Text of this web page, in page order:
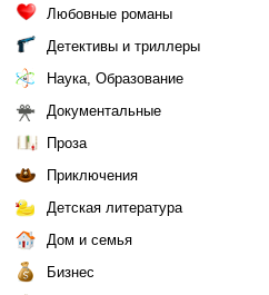
Любовные романы
Детективы и триллеры
Наука, Образование
Документальные
Проза
Приключения
Детская литература
Дом и семья
Бизнес